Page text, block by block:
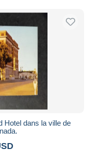
Hotel dans la ville de